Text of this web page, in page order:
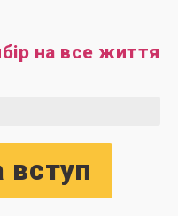
на все життя
вступ